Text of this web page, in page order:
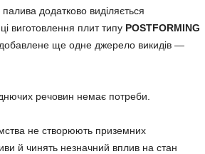
додатково виділяється
виготовлення плит типу POSTFORMING
добавлене ще одне джерело викидів —
речовин немає потреби.
не створюють приземних
й чинять незначний вплив на стан